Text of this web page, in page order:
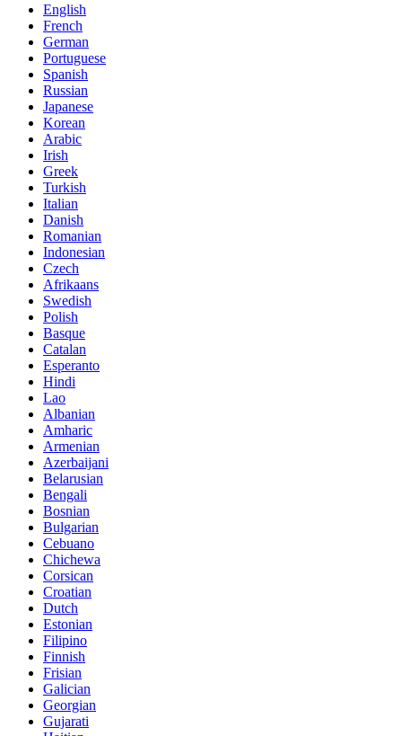
English
French
German
Portuguese
Spanish
Russian
Japanese
Korean
Arabic
Irish
Greek
Turkish
Italian
Danish
Romanian
Indonesian
Czech
Afrikaans
Swedish
Polish
Basque
Catalan
Esperanto
Hindi
Lao
Albanian
Amharic
Armenian
Azerbaijani
Belarusian
Bengali
Bosnian
Bulgarian
Cebuano
Chichewa
Corsican
Croatian
Dutch
Estonian
Filipino
Finnish
Frisian
Galician
Georgian
Gujarati